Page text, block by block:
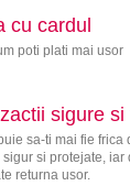
cu cardul
poti plati mai usor
sigure si
sa-ti mai fie
sigur si protejate,
returna usor.